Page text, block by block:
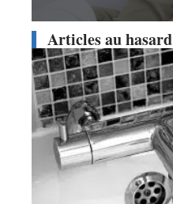
Articles au hasard